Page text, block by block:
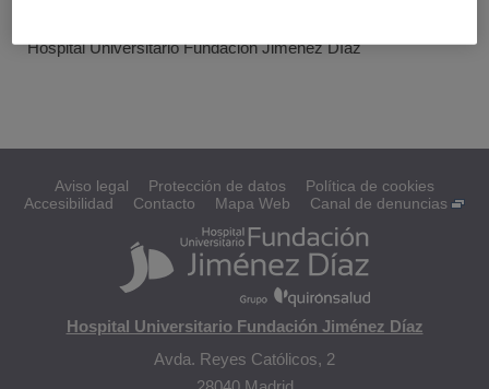
Hospital Universitario Fundación Jiménez Díaz
Aviso legal Protección de datos
Política de cookies
Accesibilidad
Contacto Mapa Web Canal de denuncias
Hospital Universitario Fundación Jiménez Díaz
Avda. Reyes Católicos, 2